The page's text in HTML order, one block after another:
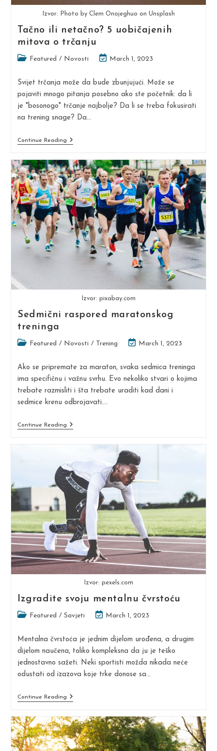
Izvor: Photo by Clem Onojeghuo on Unsplash
Tačno ili netačno? 5 uobičajenih
mitova o trčanju
PostFeatured / Novosti
Post
modified:
March 1, 2023
Svijet trčanja može da bude zbunjujući. Može se
pojaviti mnogo pitanja posebno ako ste početnik: da li
je "bosonogo" trčanje najbolje? Da li se treba fokusirati
na trening snage? Da…
Continue ReadingTačno
5
Uobičajenih
Mitova
O
Trčanju
Izvor: pixabay.com
Sedmični raspored maratonskog
treninga
PostFeatured / Novosti / Trening
Post
modified:
March 1, 2023
Ako se pripremate za maraton, svaka sedmica treninga
ima specifičnu i važnu svrhu. Evo nekoliko stvari o kojima
trebate razmisliti i šta trebate uraditi kad dani i
sedmice krenu odbrojavati.…
Continue ReadingSedmični
Izvor: pexels.com
Izgradite svoju mentalnu čvrstoću
PostFeatured / Savjeti
Post
modified:
March 1, 2023
Mentalna čvrstoća je jednim dijelom urođena, a drugim
dijelom naučena, toliko kompleksna da ju je teško
jednostavno sažeti. Neki sportisti možda nikada neće
odustati od izazova koje trke donose sa…
Continue ReadingIzgradite
Čvrstoću